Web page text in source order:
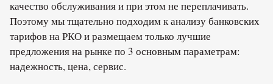
качество обслуживания и при этом не переплачивать.
Поэтому мы тщательно подходим к анализу банковских
тарифов на РКО и размещаем только лучшие
предложения на рынке по 3 основным параметрам:
надежность, цена, сервис.